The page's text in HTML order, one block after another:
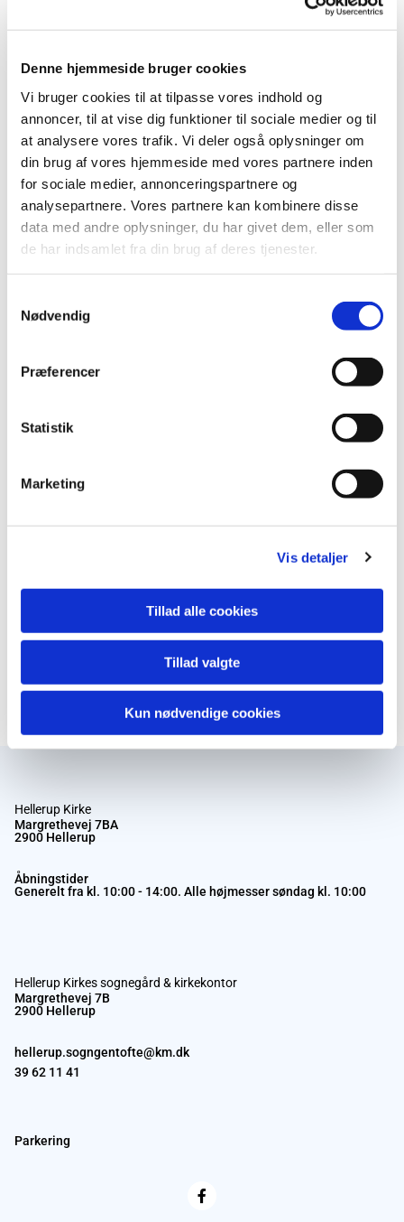
Denne hjemmeside bruger cookies
Vi bruger cookies til at tilpasse vores indhold og
annoncer, til at vise dig funktioner til sociale medier og til
at analysere vores trafik. Vi deler også oplysninger om
din brug af vores hjemmeside med vores partnere inden
for sociale medier, annonceringspartnere og
analysepartnere. Vores partnere kan kombinere disse
data med andre oplysninger, du har givet dem, eller som
de har indsamlet fra din brug af deres tjenester.
Nødvendig
Præferencer
Statistik
Marketing
Vis detaljer
Tillad alle cookies
Tillad valgte
Kun nødvendige cookies
Du vil måske også kunne
lide...
Hellerup Kirke
Margrethevej 7BA
2900 Hellerup
Åbningstider
Generelt fra kl. 10:00 - 14:00. Alle højmesser søndag kl. 10:00
Hellerup Kirkes sognegård & kirkekontor
Margrethevej 7B
2900 Hellerup
hellerup.sogngentofte@km.dk
39 62 11 41
Parkering